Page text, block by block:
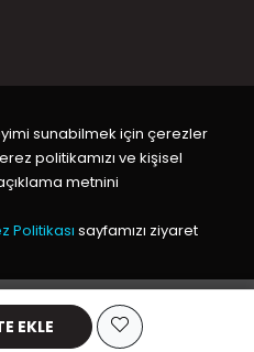
EKLE
& Toys, GeliştiriciKabuk
sunabilmek için çerezler
politikamızı ve kişisel
metnini
Politikası sayfamızı ziyaret